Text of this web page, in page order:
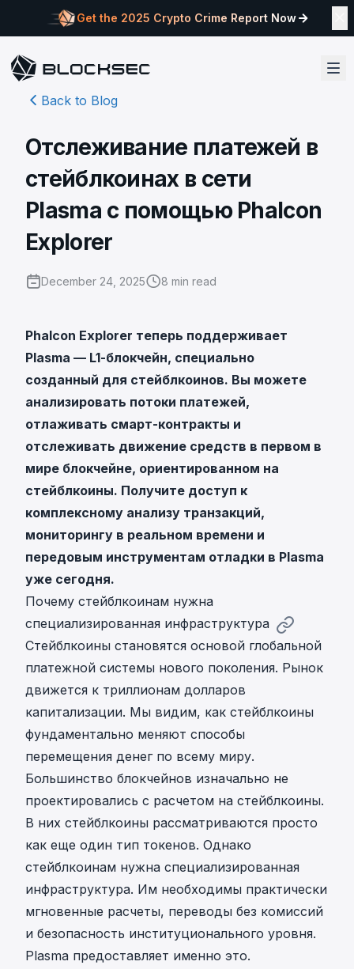
Get the 2025 Crypto Crime Report Now
Back to Blog
Отслеживание платежей в
стейблкоинах в сети
Plasma с помощью Phalcon
Explorer
December 24, 2025 8 min read
Phalcon Explorer теперь поддерживает
Plasma — L1-блокчейн, специально
созданный для стейблкоинов. Вы можете
анализировать потоки платежей,
отлаживать смарт-контракты и
отслеживать движение средств в первом в
мире блокчейне, ориентированном на
стейблкоины. Получите доступ к
комплексному анализу транзакций,
мониторингу в реальном времени и
передовым инструментам отладки в Plasma
уже сегодня.
Почему стейблкоинам нужна
специализированная инфраструктура
Стейблкоины становятся основой глобальной
платежной системы нового поколения. Рынок
движется к триллионам долларов
капитализации. Мы видим, как стейблкоины
фундаментально меняют способы
перемещения денег по всему миру.
Большинство блокчейнов изначально не
проектировались с расчетом на стейблкоины.
В них стейблкоины рассматриваются просто
как еще один тип токенов. Однако
стейблкоинам нужна специализированная
инфраструктура. Им необходимы практически
мгновенные расчеты, переводы без комиссий
и безопасность институционального уровня.
Plasma предоставляет именно это.